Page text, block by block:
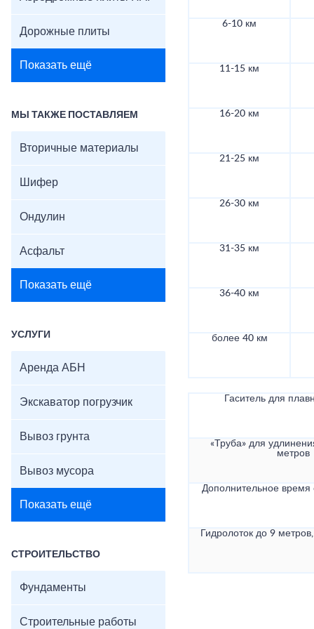
Дорожные плиты
Показать ещё
МЫ ТАКЖЕ ПОСТАВЛЯЕМ
Вторичные материалы
Шифер
Ондулин
Асфальт
Показать ещё
УСЛУГИ
Аренда АБН
Экскаватор погрузчик
Вывоз грунта
Вывоз мусора
Показать ещё
СТРОИТЕЛЬСТВО
Фундаменты
Строительные работы
6-10 км
11-15 км
16-20 км
21-25 км
26-30 км
31-35 км
36-40 км
более 40 км
Гаситель для
«Труба» для
метров
Дополнительное
Гидролоток до 9